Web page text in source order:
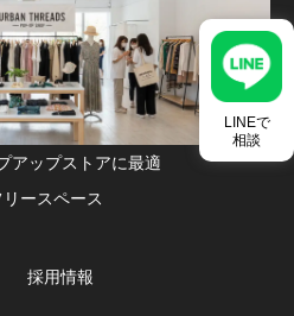
LINEで
相談
アップストアに最適
ースペース
採用情報